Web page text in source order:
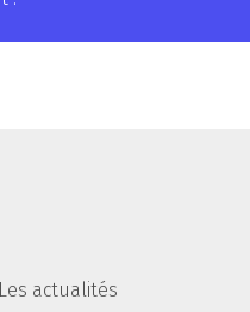
Les actualités